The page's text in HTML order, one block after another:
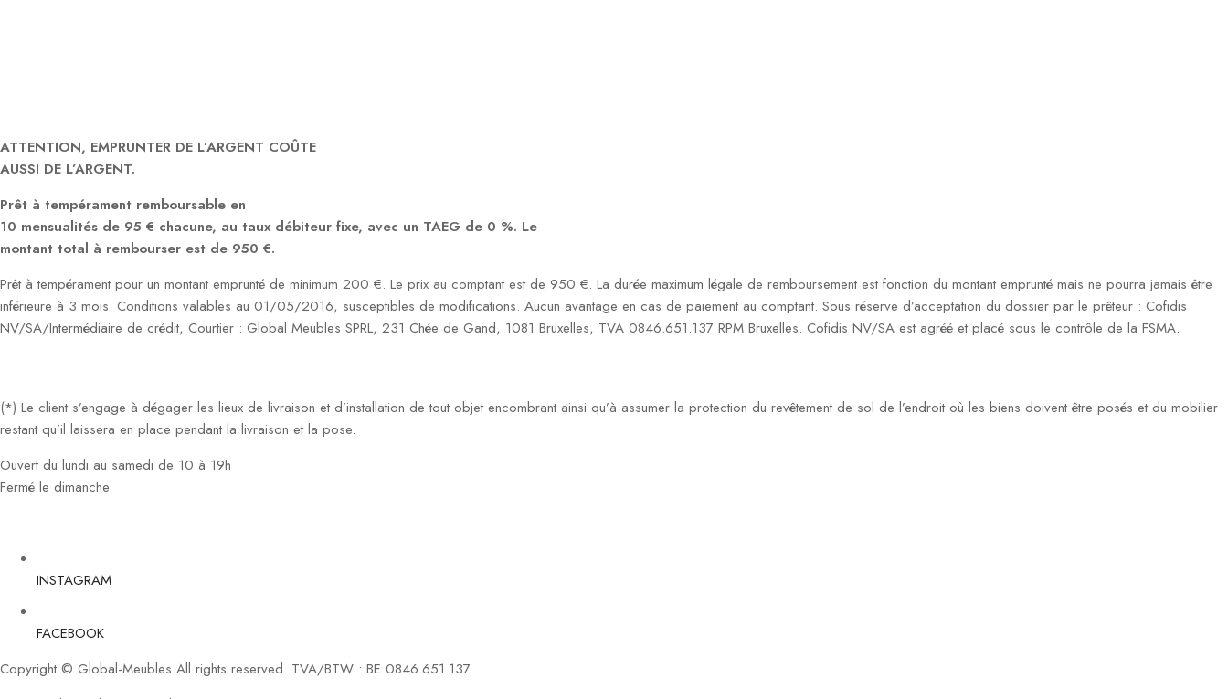
ATTENTION, EMPRUNTER DE L’ARGENT COÛTE
AUSSI DE L’ARGENT.
Prêt à tempérament remboursable en
10 mensualités de 95 € chacune, au taux débiteur fixe, avec un TAEG de 0 %. Le
montant total à rembourser est de 950 €.
Prêt à tempérament pour un montant emprunté de minimum 200 €. Le prix au comptant est de 950 €. La durée maximum légale de remboursement est fonction du montant emprunté mais ne pourra jamais être
inférieure à 3 mois. Conditions valables au 01/05/2016, susceptibles de modifications. Aucun avantage en cas de paiement au comptant. Sous réserve d’acceptation du dossier par le prêteur : Cofidis
NV/SA/Intermédiaire de crédit, Courtier : Global Meubles SPRL, 231 Chée de Gand, 1081 Bruxelles, TVA 0846.651.137 RPM Bruxelles. Cofidis NV/SA est agréé et placé sous le contrôle de la FSMA.
(*) Le client s’engage à dégager les lieux de livraison et d’installation de tout objet encombrant ainsi qu’à assumer la protection du revêtement de sol de l’endroit où les biens doivent être posés et du mobilier
restant qu’il laissera en place pendant la livraison et la pose.
Ouvert du lundi au samedi de 10 à 19h
Fermé le dimanche
INSTAGRAM
FACEBOOK
Copyright © Global-Meubles All rights reserved. TVA/BTW : BE 0846.651.137